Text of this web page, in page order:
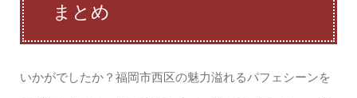
まとめ
いかがでしたか？福岡市西区の魅力溢れるパフェシーンを